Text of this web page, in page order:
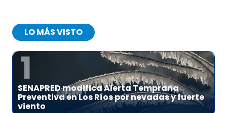
LO MÁS VISTO
1
SENAPRED modifica Alerta Temprana
Preventiva en Los Ríos por nevadas y fuerte
viento